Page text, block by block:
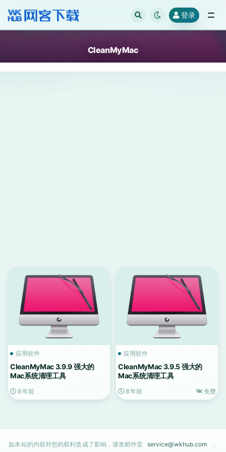
登录
CleanMyMac
应用软件
CleanMyMac 3.9.9 强大的
Mac系统清理工具
8 年前
应用软件
CleanMyMac 3.9.5 强大的
Mac系统清理工具
8 年前 免费
如本站的内容对您的权利造成了影响，请发邮件至 service@wkhub.com ，
全部